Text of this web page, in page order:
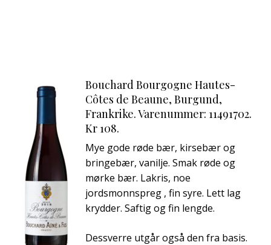
Bouchard Bourgogne Hautes-
Côtes de Beaune, Burgund,
Frankrike. Varenummer: 11491702.
Kr 108.
Mye gode røde bær, kirsebær og
bringebær, vanilje. Smak røde og
mørke bær. Lakris, noe
jordsmonnspreg , fin syre. Lett lag
krydder. Saftig og fin lengde.
Dessverre utgår også den fra basis.